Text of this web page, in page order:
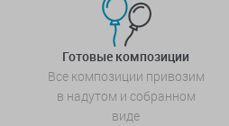
Готовые композиции
Все композиции привозим
в надутом и собранном
виде